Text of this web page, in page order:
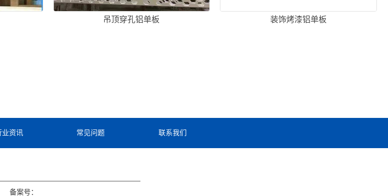
吊顶穿孔铝单板 装饰烤漆铝单板
业资讯 常见问题 联系我们
备案号：